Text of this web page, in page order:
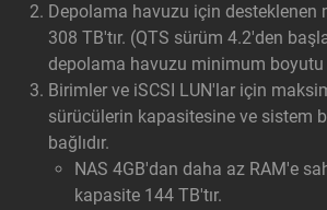
Depolama havuzu için desteklenen
308 TB'tır. (QTS sürüm 4.2'den
depolama havuzu minimum boyutu
Birimler ve iSCSI LUN'lar için
sürücülerin kapasitesine ve sistem
bağlıdır.
NAS 4GB'dan daha az RAM'e
kapasite 144 TB'tır.